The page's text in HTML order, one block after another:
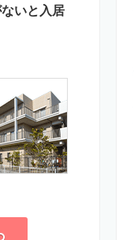
いと入居